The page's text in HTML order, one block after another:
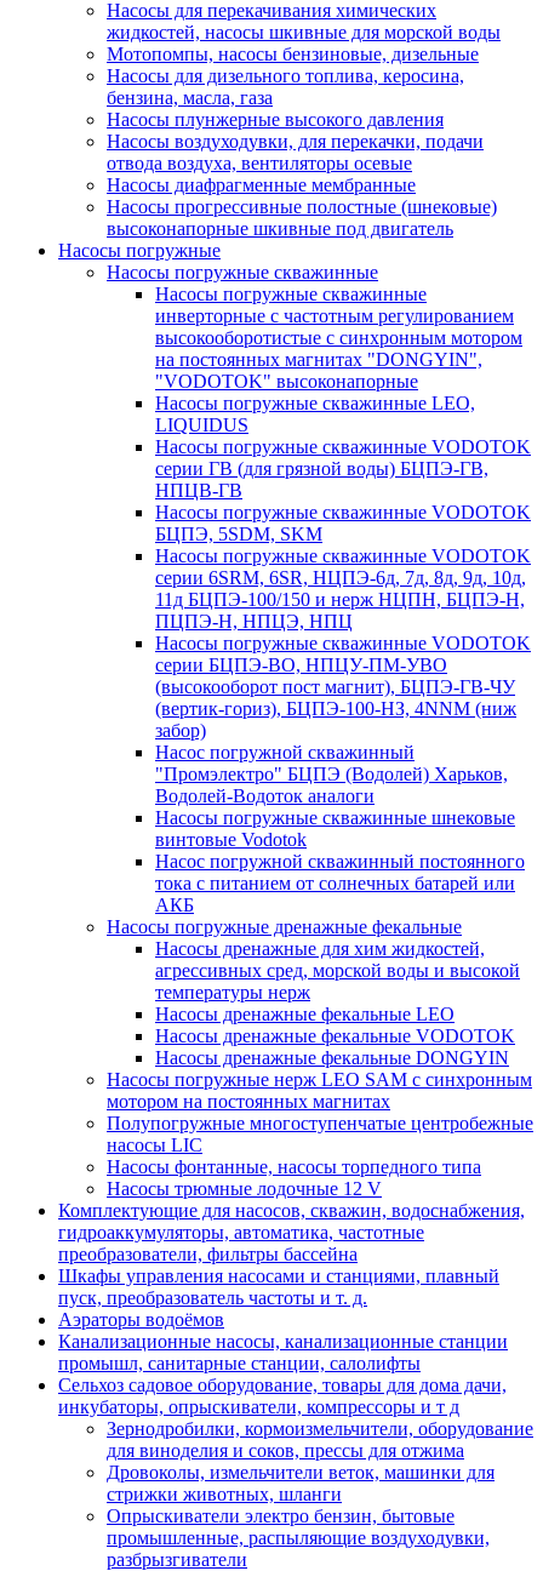
Насосы для перекачивания химических
жидкостей, насосы шкивные для морской воды
Мотопомпы, насосы бензиновые, дизельные
Насосы для дизельного топлива, керосина,
бензина, масла, газа
Насосы плунжерные высокого давления
Насосы воздуходувки, для перекачки, подачи
отвода воздуха, вентиляторы осевые
Насосы диафрагменные мембранные
Насосы прогрессивные полостные (шнековые)
высоконапорные шкивные под двигатель
Насосы погружные
Насосы погружные скважинные
Насосы погружные скважинные
инверторные с частотным регулированием
высокооборотистые с синхронным мотором
на постоянных магнитах "DONGYIN",
"VODOTOK" высоконапорные
Насосы погружные скважинные LEO,
LIQUIDUS
Насосы погружные скважинные VODOTOK
серии ГВ (для грязной воды) БЦПЭ-ГВ,
НПЦВ-ГВ
Насосы погружные скважинные VODOTOK
БЦПЭ, 5SDM, SKM
Насосы погружные скважинные VODOTOK
серии 6SRM, 6SR, НЦПЭ-6д, 7д, 8д, 9д, 10д,
11д БЦПЭ-100/150 и нерж НЦПН, БЦПЭ-Н,
ПЦПЭ-Н, НПЦЭ, НПЦ
Насосы погружные скважинные VODOTOK
серии БЦПЭ-ВО, НПЦУ-ПМ-УВО
(высокооборот пост магнит), БЦПЭ-ГВ-ЧУ
(вертик-гориз), БЦПЭ-100-НЗ, 4NNM (ниж
забор)
Насос погружной скважинный
"Промэлектро" БЦПЭ (Водолей) Харьков,
Водолей-Водоток аналоги
Насосы погружные скважинные шнековые
винтовые Vodotok
Насос погружной скважинный постоянного
тока с питанием от солнечных батарей или
АКБ
Насосы погружные дренажные фекальные
Насосы дренажные для хим жидкостей,
агрессивных сред, морской воды и высокой
температуры нерж
Насосы дренажные фекальные LEO
Насосы дренажные фекальные VODOTOK
Насосы дренажные фекальные DONGYIN
Насосы погружные нерж LEO SAM с синхронным
мотором на постоянных магнитах
Полупогружные многоступенчатые центробежные
насосы LIC
Насосы фонтанные, насосы торпедного типа
Насосы трюмные лодочные 12 V
Комплектующие для насосов, скважин, водоснабжения,
гидроаккумуляторы, автоматика, частотные
преобразователи, фильтры бассейна
Шкафы управления насосами и станциями, плавный
пуск, преобразователь частоты и т. д.
Аэраторы водоёмов
Канализационные насосы, канализационные станции
промышл, санитарные станции, салолифты
Сельхоз садовое оборудование, товары для дома дачи,
инкубаторы, опрыскиватели, компрессоры и т д
Зернодробилки, кормоизмельчители, оборудование
для виноделия и соков, прессы для отжима
Дровоколы, измельчители веток, машинки для
стрижки животных, шланги
Опрыскиватели электро бензин, бытовые
промышленные, распыляющие воздуходувки,
разбрызгиватели